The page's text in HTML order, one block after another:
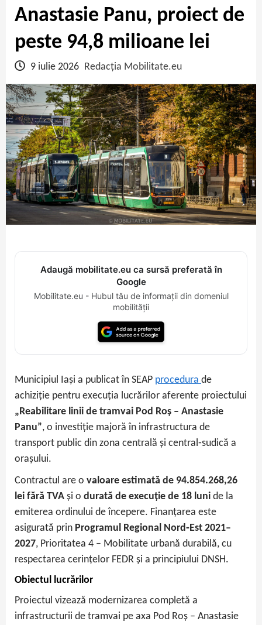
Anastasie Panu, proiect de
peste 94,8 milioane lei
9 iulie 2026 Redacția Mobilitate.eu
Adaugă mobilitate.eu ca sursă preferată în
Google
Mobilitate.eu - Hubul tău de informații din domeniul
mobilității
Municipiul Iași a publicat în SEAP procedura de
achiziție pentru execuția lucrărilor aferente proiectului
„Reabilitare linii de tramvai Pod Roș – Anastasie
Panu”, o investiție majoră în infrastructura de
transport public din zona centrală și central‑sudică a
orașului.
Contractul are o valoare estimată de 94.854.268,26
lei fără TVA și o durată de execuție de 18 luni de la
emiterea ordinului de începere. Finanțarea este
asigurată prin Programul Regional Nord‑Est 2021–
2027, Prioritatea 4 – Mobilitate urbană durabilă, cu
respectarea cerințelor FEDR și a principiului DNSH.
Obiectul lucrărilor
Proiectul vizează modernizarea completă a
infrastructurii de tramvai pe axa Pod Roș – Anastasie